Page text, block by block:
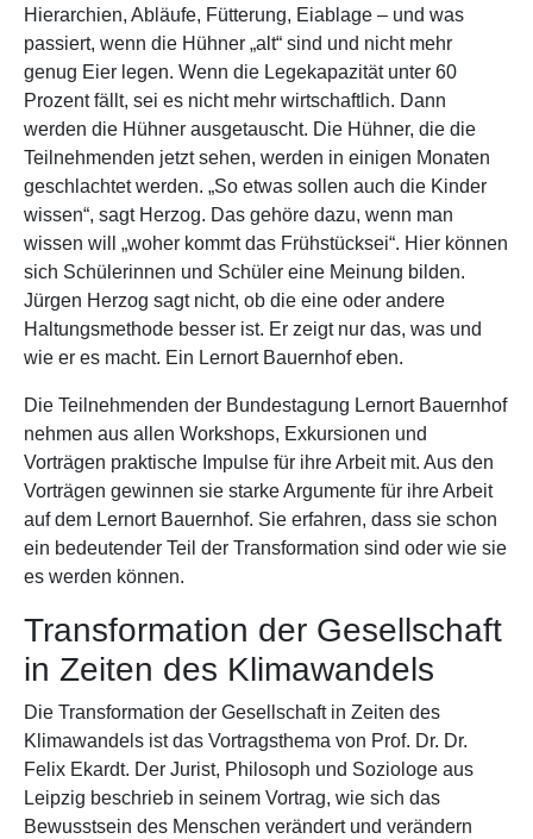
Hierarchien, Abläufe, Fütterung, Eiablage – und was
passiert, wenn die Hühner „alt“ sind und nicht mehr
genug Eier legen. Wenn die Legekapazität unter 60
Prozent fällt, sei es nicht mehr wirtschaftlich. Dann
werden die Hühner ausgetauscht. Die Hühner, die die
Teilnehmenden jetzt sehen, werden in einigen Monaten
geschlachtet werden. „So etwas sollen auch die Kinder
wissen“, sagt Herzog. Das gehöre dazu, wenn man
wissen will „woher kommt das Frühstücksei“. Hier können
sich Schülerinnen und Schüler eine Meinung bilden.
Jürgen Herzog sagt nicht, ob die eine oder andere
Haltungsmethode besser ist. Er zeigt nur das, was und
wie er es macht. Ein Lernort Bauernhof eben.
Die Teilnehmenden der Bundestagung Lernort Bauernhof
nehmen aus allen Workshops, Exkursionen und
Vorträgen praktische Impulse für ihre Arbeit mit. Aus den
Vorträgen gewinnen sie starke Argumente für ihre Arbeit
auf dem Lernort Bauernhof. Sie erfahren, dass sie schon
ein bedeutender Teil der Transformation sind oder wie sie
es werden können.
Transformation der Gesellschaft
in Zeiten des Klimawandels
Die Transformation der Gesellschaft in Zeiten des
Klimawandels ist das Vortragsthema von Prof. Dr. Dr.
Felix Ekardt. Der Jurist, Philosoph und Soziologe aus
Leipzig beschrieb in seinem Vortrag, wie sich das
Bewusstsein des Menschen verändert und verändern